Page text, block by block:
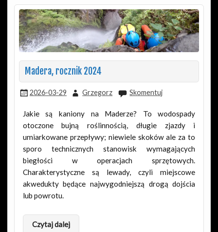
Madera, rocznik 2024
2026-03-29 Grzegorz Skomentuj
Jakie są kaniony na Maderze? To wodospady
otoczone bujną roślinnością, długie zjazdy i
umiarkowane przepływy; niewiele skoków ale za to
sporo technicznych stanowisk wymagających
biegłości w operacjach sprzętowych.
Charakterystyczne są lewady, czyli miejscowe
akwedukty będące najwygodniejszą drogą dojścia
lub powrotu.
Czytaj dalej